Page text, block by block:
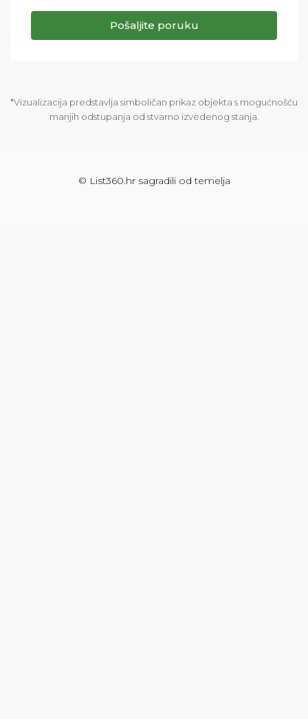
Pošaljite poruku
*Vizualizacija predstavlja simboličan prikaz objekta s mogućnošću
manjih odstupanja od stvarno izvedenog stanja.
© List360.hrsagradili od temelja